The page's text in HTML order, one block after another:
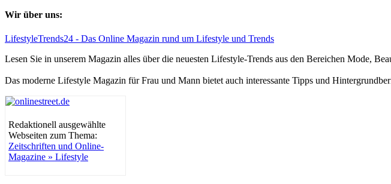
Wir über uns:
LifestyleTrends24 - Das Online Magazin rund um Lifestyle und Trends
Lesen Sie in unserem Magazin alles über die neuesten Lifestyle-Trends aus den Bereichen Mode,
Das moderne Lifestyle Magazin für Frau und Mann bietet auch interessante Tipps und
Redaktionell ausgewählte
Webseiten zum Thema:
Zeitschriften und Online-
Magazine » Lifestyle